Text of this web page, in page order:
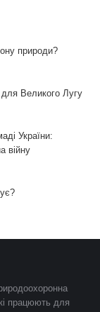
природи?
Великого Лугу
України:
війну
працюють для